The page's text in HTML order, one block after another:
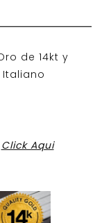
ro de 14kt y
Italiano
Click Aqui